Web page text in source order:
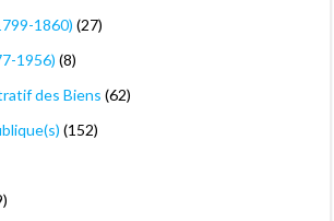
1860) (27)
1956) (8)
des Biens (62)
(152)